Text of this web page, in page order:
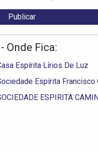
Onde Fica:
Espírita Lírios De Luz
Espírita Francisco
ESPIRITA